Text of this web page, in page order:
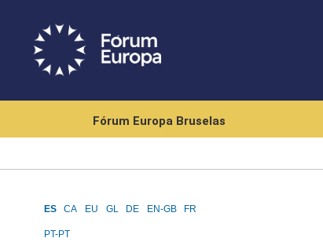
Fórum Europa Bruselas
ES CA EU GL DE EN-GB FR
PT-PT